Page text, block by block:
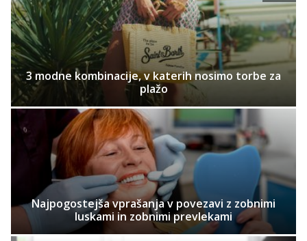
3 modne kombinacije, v katerih nosimo torbe za
plažo
Najpogostejša vprašanja v povezavi z zobnimi
luskami in zobnimi prevlekami